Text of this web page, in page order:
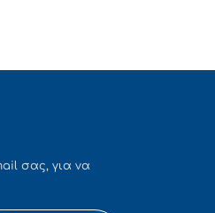
σας, για να